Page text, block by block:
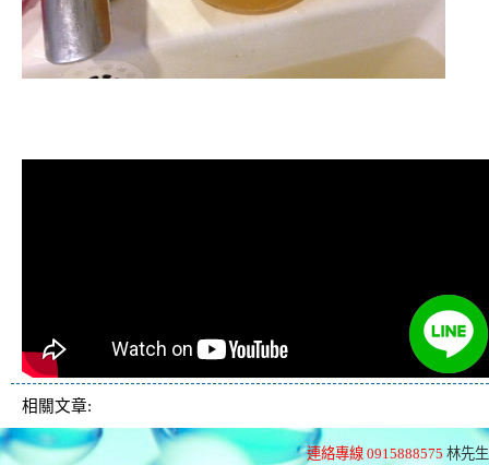
相關文章:
連絡專線 0915888575 林先生